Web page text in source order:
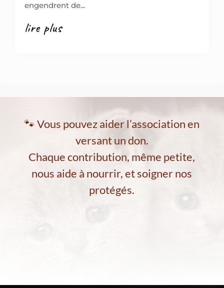
engendrent de...
lire plus
🐾 Vous pouvez aider l’association en
versant un don.
Chaque contribution, même petite,
nous aide à nourrir, et soigner nos
protégés.